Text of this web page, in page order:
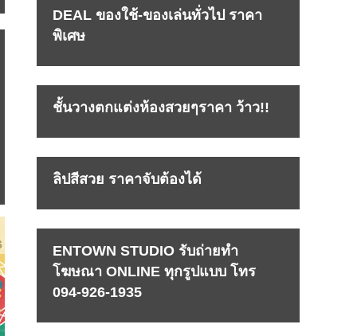
DEAL ของใช้-ของเล่นทั่วไป ราคา
พิเศษ
ชั้นวางตกแต่งห้องสวยๆราคา ว้าว!!
ลิปสีสวย ราคาจับต้องได้
ENTOWN STUDIO รับถ่ายทำ
โฆษณา ONLINE ทุกรูปแบบ โทร
094-926-1935